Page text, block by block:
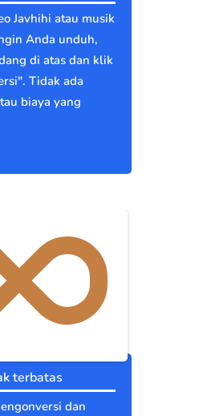
Javhihi atau musik
Anda unduh,
di atas dan klik
Tidak ada
biaya yang
terbatas
dan